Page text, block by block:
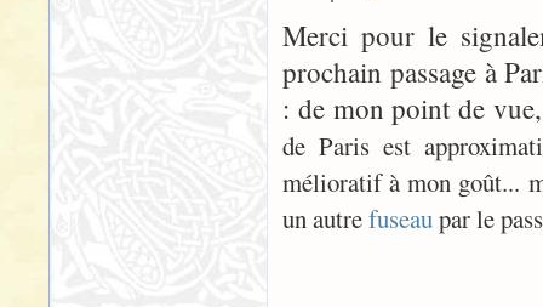
Merci pour le
prochain passage à
: de mon point de
de Paris est
mélioratif à mon goût...
un autrefuseaupar le